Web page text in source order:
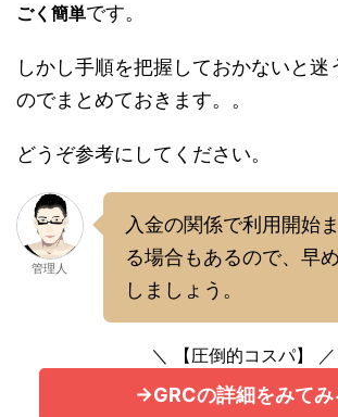
ごく簡単です。
しかし手順を把握しておかないと迷
のでまとめておきます。。
どうぞ参考にしてください。
管理人
入金の関係で利用開始
る場合もあるので、早
しましょう。
＼ 【圧倒的コスパ】 ／
→GRCの詳細をみてみ